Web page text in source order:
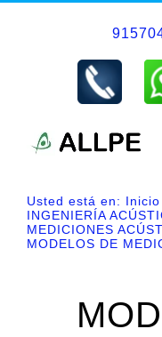
Usted está en: Inicio
INGENIERÍA
MEDICIONES
MODELOS DE